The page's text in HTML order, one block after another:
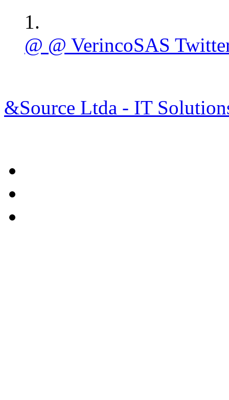
@ @ VerincoSAS
&Source Ltda - IT